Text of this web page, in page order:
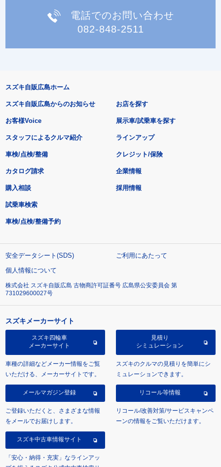
電話でのお問い合わせ
082-848-2511
スズキ自販広島ホーム
スズキ自販広島からのお知らせ
お客様Voice
スタッフによるクルマ紹介
お店を探す
展示車/試乗車を探す
ラインアップ
車検/点検/整備 クレジット/保険
カタログ請求
購入相談
試乗車検索
車検/点検/整備予約
企業情報
採用情報
安全データシート(SDS)
ご利用にあたって
個人情報について
株式会社 スズキ自販広島 古物商許可証番号 広島県公安委員会 第
731029600027号
スズキメーカーサイト
スズキ四輪車
メーカーサイト
車種の詳細などメーカー情報をご覧
いただける、メーカーサイトです。
見積り
シミュレーション
スズキのクルマの見積りを簡単にシ
ミュレーションできます。
メールマガジン登録
ご登録いただくと、さまざまな情報
をメールでお届けします。
リコール等情報
リコール/改善対策/サービスキャンペ
ーンの情報をご覧いただけます。
スズキ中古車情報サイト
「安心・納得・充実」なラインアッ